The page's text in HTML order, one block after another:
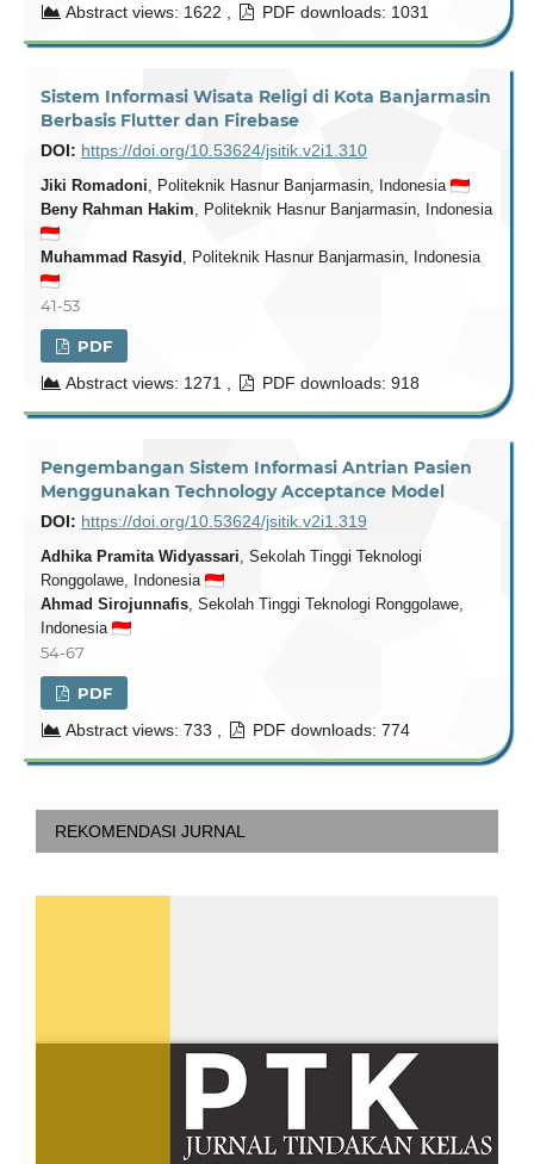
Abstract views: 1622 ,
PDF downloads: 1031
Sistem Informasi Wisata Religi di Kota Banjarmasin
Berbasis Flutter dan Firebase
DOI: https://doi.org/10.53624/jsitik.v2i1.310
Jiki Romadoni , Politeknik Hasnur Banjarmasin, Indonesia
Beny Rahman Hakim , Politeknik Hasnur Banjarmasin, Indonesia
Muhammad Rasyid , Politeknik Hasnur Banjarmasin, Indonesia
41-53
PDF
Abstract views: 1271 ,
PDF downloads: 918
Pengembangan Sistem Informasi Antrian Pasien
Menggunakan Technology Acceptance Model
DOI: https://doi.org/10.53624/jsitik.v2i1.319
Adhika Pramita Widyassari , Sekolah Tinggi Teknologi
Ronggolawe, Indonesia
Ahmad Sirojunnafis, Sekolah Tinggi Teknologi Ronggolawe,
Indonesia
54-67
PDF
Abstract views: 733 ,
PDF downloads: 774
REKOMENDASI JURNAL